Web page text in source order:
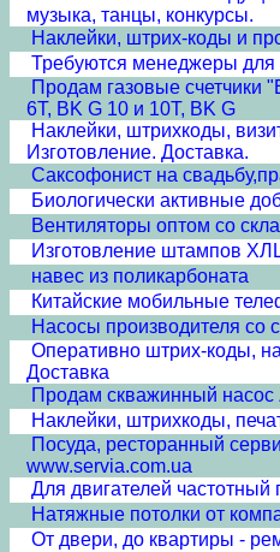
музыка, танцы, конкурсы.
Наклейки, штрих-коды и
Требуются менеджеры для
Продам газовые счетчики
6T, BK G 10 и 10T, BK G
Наклейки, штрихкоды,
Изготовление. Доставка.
Cаксофонист на
Биологически активные
Вентиляторы оптом со
Изготовление штампов
навес из поликарбоната
Китайские мобильные
Насосы производителя со
Оперативно штрих-коды,
Доставка
Продам скважинный насос
Наклейки, штрихкоды,
Посуда, ресторанный
www.servia.com.ua
Для двигателей частотный
Натяжные потолки от
От двери, до квартиры -